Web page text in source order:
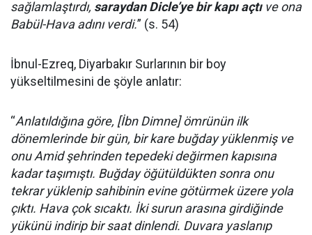
sağlamlaştırdı, saraydan Dicle’ye bir kapı açtıve ona
Babül-Hava adını verdi.” (s. 54)
İbnul-Ezreq, Diyarbakır Surlarının bir boy
yükseltilmesini de şöyle anlatır:
“Anlatıldığına göre, [İbn Dimne] ömrünün ilk
dönemlerinde bir gün, bir kare buğday yüklenmiş ve
onu Amid şehrinden tepedeki değirmen kapısına
kadar taşımıştı. Buğday öğütüldükten sonra onu
tekrar yüklenip sahibinin evine götürmek üzere yola
çıktı. Hava çok sıcaktı. İki surun arasına girdiğinde
yükünü indirip bir saat dinlendi. Duvara yaslanıp